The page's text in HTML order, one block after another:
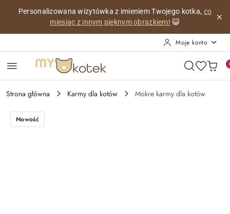
Przejdź do treści głównej
Przejdź do wyszukiwarki
Przejdź do moje konto
Przejdź do menu głównego
Przejdź do opisu produktu
Przejdź do stopki
Personalizowana wizytówka z imieniem Twojego kotka, co
miesiąc z innym pięknym obrazkiem! 😺
Moje konto
Strona główna Karmy dla kotów Mokre karmy dla kotów
Nowość